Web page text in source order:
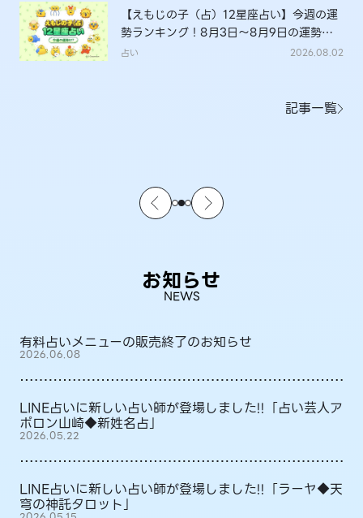
【えもじの子（占）12星座占い】今週の運
勢ランキング！8月3日～8月9日の運勢
は？
占い 2026.08.02
記事一覧
お知らせ
NEWS
有料占いメニューの販売終了のお知らせ
2026.06.08
LINE占いに新しい占い師が登場しました!!「占い芸人ア
ポロン山崎◆新姓名占」
2026.05.22
LINE占いに新しい占い師が登場しました!!「ラーヤ◆天
穹の神託タロット」